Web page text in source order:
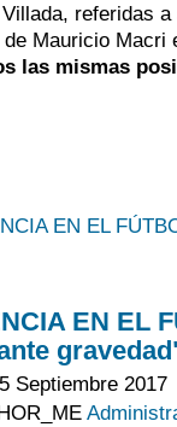
Villada, referidas
de Mauricio Macri
las mismas
EN EL
Septiembre 2017